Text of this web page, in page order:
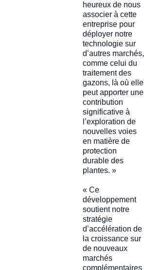
heureux de nous
associer à cette
entreprise pour
déployer notre
technologie sur
d’autres marchés,
comme celui du
traitement des
gazons, là où elle
peut apporter une
contribution
significative à
l’exploration de
nouvelles voies
en matière de
protection
durable des
plantes. »
« Ce
développement
soutient notre
stratégie
d’accélération de
la croissance sur
de nouveaux
marchés
complémentaires